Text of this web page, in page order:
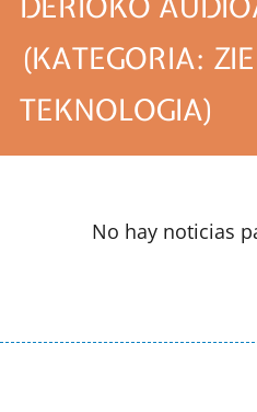
(KATEGORIA:
TEKNOLOGIA)
No hay noticias